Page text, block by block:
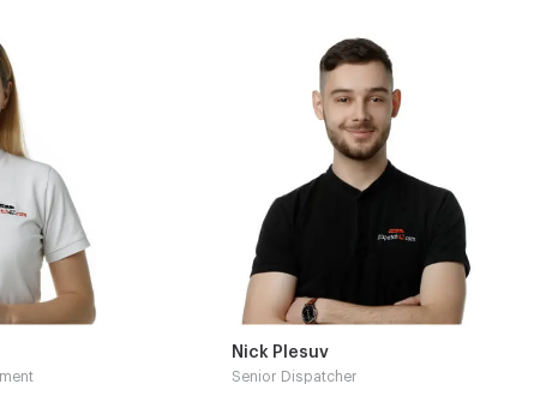
Nick Plesuv
Senior Dispatcher